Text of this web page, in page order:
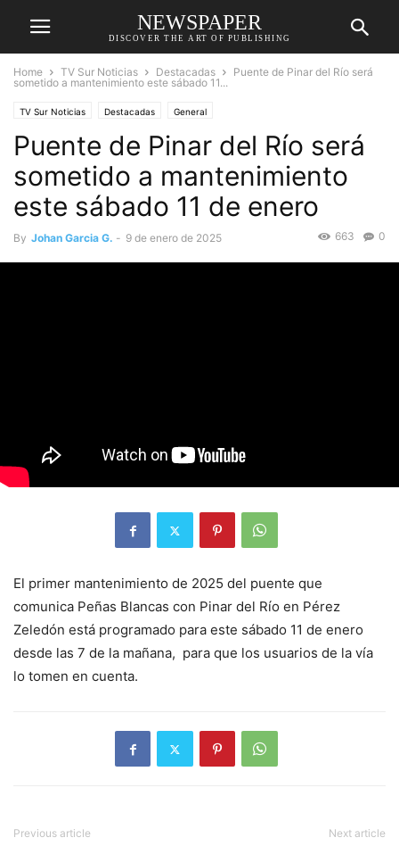
NEWSPAPER
DISCOVER THE ART OF PUBLISHING
Home TV Sur Noticias Destacadas
Puente de Pinar del Río será
sometido a mantenimiento este sábado 11...
TV Sur Noticias Destacadas General
Puente de Pinar del Río será
sometido a mantenimiento
este sábado 11 de enero
By Johan Garcia G. - 9 de enero de 2025 0
663
El primer mantenimiento de 2025 del puente que
comunica Peñas Blancas con Pinar del Río en Pérez
Zeledón está programado para este sábado 11 de enero
desde las 7 de la mañana, para que los usuarios de la vía
lo tomen en cuenta.
Previous article Next article